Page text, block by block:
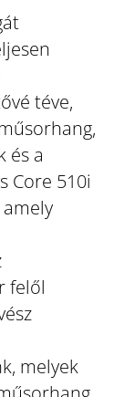
téve,
és a
Core 510i
felől
melyek